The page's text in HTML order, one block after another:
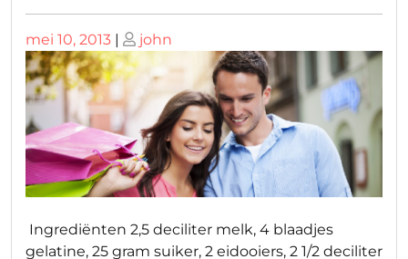
Geplaatst
op
mei 10, 2013 | Geplaatst
op
john
Ingrediënten 2,5 deciliter melk, 4 blaadjes
gelatine, 25 gram suiker, 2 eidooiers, 2 1/2 deciliter